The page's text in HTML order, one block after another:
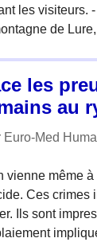
les visiteurs.
de
les
au
Euro-Med
vienne même
Ces crimes
Ils sont